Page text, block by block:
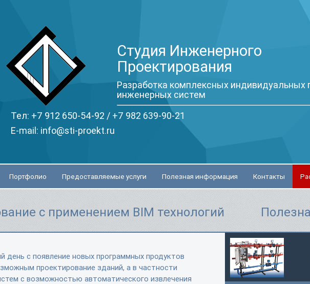
Студия Инженерного
Проектирования
Разработка комплексных индивидуальных
инженерных систем
Тел: +7 912 650-54-92 /+7 982 639-90-21
E-mail: info@sti-proekt.ru
Портфолио Предоставляемые услуги Полезная информация Контакты
с применением BIM технологий
день с появление новых программных продуктов
проектирование зданий, а в частности
с возможностью автоматического извлечения